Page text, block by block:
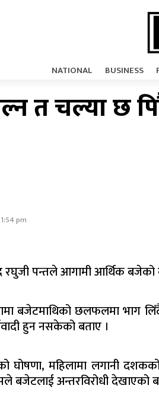
NATIONAL BUSINESS
त चल्या छ
pm
पन्तले आगामी आर्थिक बजेको
बजेटमाथिको छलफलमा भाग
हुन नसकेको बताए ।
घोषणा, महिलामा लगानी
अन्तरविरोधी देखाएको